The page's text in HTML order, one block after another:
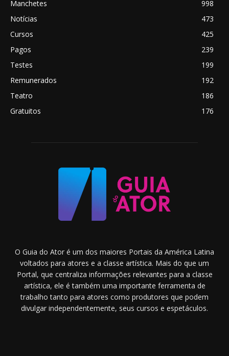
Manchetes
998
Notícias
473
Cursos
425
Pagos
239
Testes
199
Remunerados
192
Teatro
186
Gratuitos
176
O Guia do Ator é um dos maiores Portais da América Latina
voltados para atores e a classe artística. Mais do que um
Portal, que centraliza informações relevantes para a classe
artística, ele é também uma importante ferramenta de
trabalho tanto para atores como produtores que podem
divulgar independentemente, seus cursos e espetáculos.